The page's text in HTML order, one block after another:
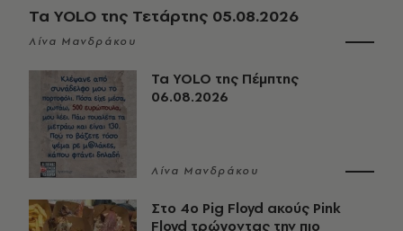
Τα YOLO της Τετάρτης 05.08.2026
Λίνα Μανδράκου
Τα YOLO της Πέμπτης
06.08.2026
Λίνα Μανδράκου
Στο 4ο Pig Floyd ακούς Pink
Floyd τρώγοντας την πιο